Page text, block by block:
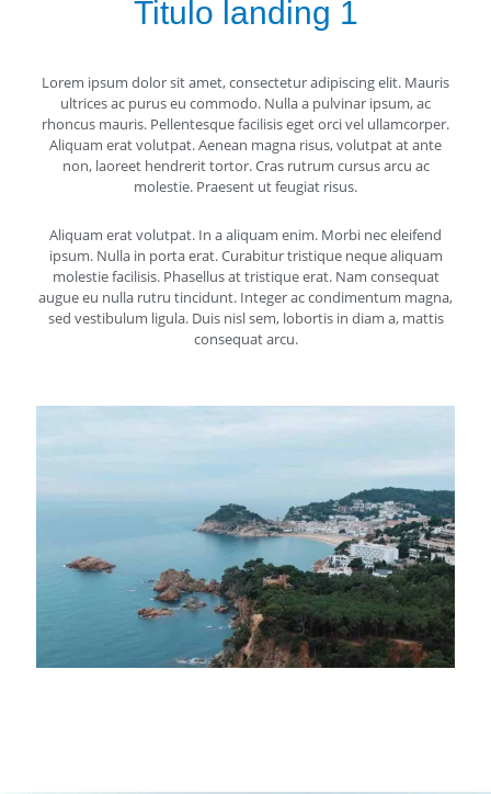
Titulo landing 1
Lorem ipsum dolor sit amet, consectetur adipiscing elit. Mauris
ultrices ac purus eu commodo. Nulla a pulvinar ipsum, ac
rhoncus mauris. Pellentesque facilisis eget orci vel ullamcorper.
Aliquam erat volutpat. Aenean magna risus, volutpat at ante
non, laoreet hendrerit tortor. Cras rutrum cursus arcu ac
molestie. Praesent ut feugiat risus.
Aliquam erat volutpat. In a aliquam enim. Morbi nec eleifend
ipsum. Nulla in porta erat. Curabitur tristique neque aliquam
molestie facilisis. Phasellus at tristique erat. Nam consequat
augue eu nulla rutru tincidunt. Integer ac condimentum magna,
sed vestibulum ligula. Duis nisl sem, lobortis in diam a, mattis
consequat arcu.